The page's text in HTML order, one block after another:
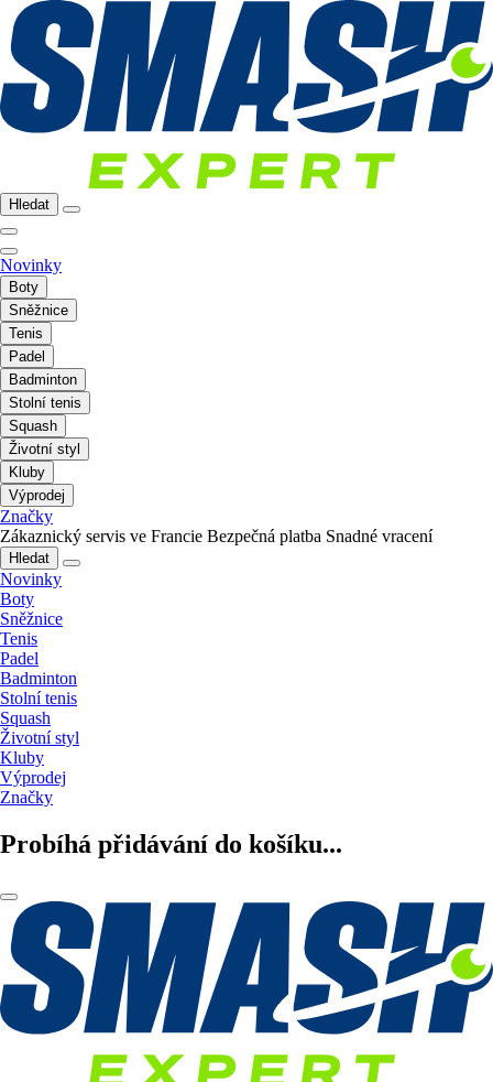
Hledat
Novinky
Boty
Sněžnice
Tenis
Padel
Badminton
Stolní tenis
Squash
Životní styl
Kluby
Výprodej
Značky
Zákaznický servis ve Francie Bezpečná platba Snadné vracení
Hledat
Novinky
Boty
Sněžnice
Tenis
Padel
Badminton
Stolní tenis
Squash
Životní styl
Kluby
Výprodej
Značky
Probíhá přidávání do košíku...